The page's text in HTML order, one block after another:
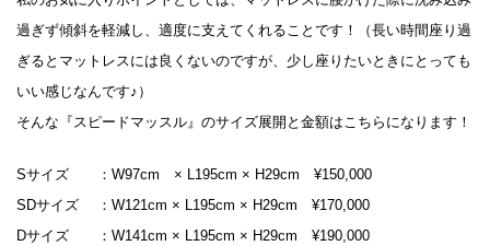
過ぎず傾斜を軽減し、適度に支えてくれることです！（長い時間座り過
ぎるとマットレスには良くないのですが、少し座りたいときにとっても
いい感じなんです♪）
そんな『スピードマッスル』のサイズ展開と金額はこちらになります！
Sサイズ ：W97cm × L195cm × H29cm ¥150,000
SDサイズ ：W121cm × L195cm × H29cm ¥170,000
Dサイズ ：W141cm × L195cm × H29cm ¥190,000